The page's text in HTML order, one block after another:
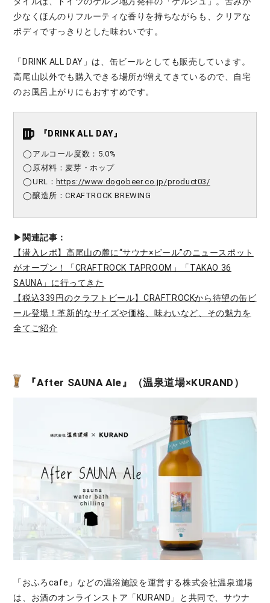
少なくほんのりフルーティな香りを持ちながらも、クリアな
ボディですっきりとした味わいです。
「DRINK ALL DAY」は、缶ビールとしても販売しています。
高尾山以外でも購入できる場所が増えてきているので、自宅
のお風呂上がりにもおすすめです。
『 DRINK ALL DAY』
◯アルコール度数：5.0%
◯原材料：麦芽・ホップ
◯URL： https://www.dogobeer.co.jp/product03/
◯醸造所：CRAFTROCK BREWING
▶︎関連記事：
【潜入レポ】高尾山の麓に“サウナ×ビール”のニュースポット
がオープン！「CRAFTROCK TAPROOM」「TAKAO 36
SAUNA」に行ってきた
【税込339円のクラフトビール】CRAFTROCKから待望の缶ビ
ール登場！革新的なサイズや価格、味わいなど、その魅力を
全てご紹介
『After SAUNA Ale』（温泉道場×KURAND）
「おふろcafe」などの温浴施設を運営する株式会社温泉道場
は、お酒のオンラインストア「KURAND」と共同で、サウナ